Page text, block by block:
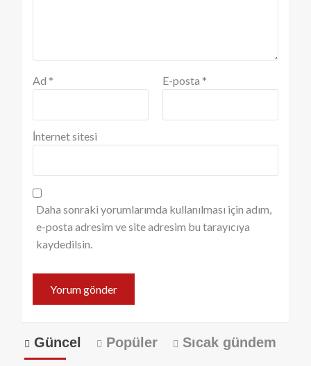
Ad * E-posta *
İnternet sitesi
Daha sonraki yorumlarımda kullanılması için adım,
e-posta adresim ve site adresim bu tarayıcıya
kaydedilsin.
Güncel Popüler Sıcak gündem